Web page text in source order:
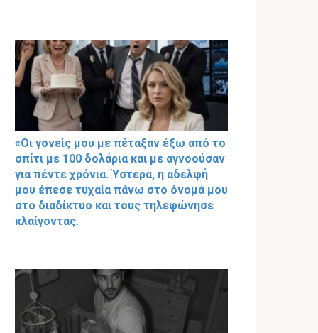
«Οι γονείς μου με πέταξαν έξω από το
σπίτι με 100 δολάρια και με αγνοούσαν
για πέντε χρόνια. Ύστερα, η αδελφή
μου έπεσε τυχαία πάνω στο όνομά μου
στο διαδίκτυο και τους τηλεφώνησε
κλαίγοντας.